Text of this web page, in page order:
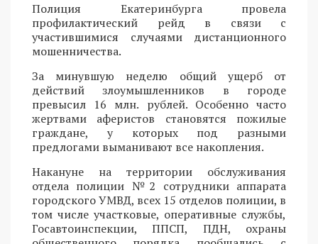
Полиция Екатеринбурга провела
профилактический рейд в связи с
участившимися случаями дистанционного
мошенничества.
За минувшую неделю общий ущерб от
действий злоумышленников в городе
превысил 16 млн. рублей. Особенно часто
жертвами аферистов становятся пожилые
граждане, у которых под разными
предлогами выманивают все накопления.
Накануне на территории обслуживания
отдела полиции №2 сотрудники аппарата
городского УМВД, всех 15 отделов полиции, в
том числе участковые, оперативные службы,
Госавтоинспекции, ППСП, ПДН, охраны